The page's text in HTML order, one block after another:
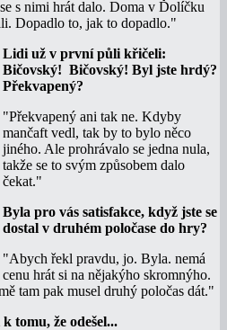
s nimi hrát dalo. Doma v Ďolíčku
Dopadlo to, jak to dopadlo."
Lidi už v první půli křičeli:
Bičovský! Bičovský! Byl jste hrdý?
Překvapený?
"Překvapený ani tak ne. Kdyby
mančaft vedl, tak by to bylo něco
jiného. Ale prohrávalo se jedna nula,
takže se to svým způsobem dalo
čekat."
Byla pro vás satisfakce, když jste se
dostal v druhém poločase do hry?
"Abych řekl pravdu, jo. Byla. nemá
cenu hrát si na nějakýho skromnýho.
tam pak musel druhý poločas dát."
tomu, že odešel...